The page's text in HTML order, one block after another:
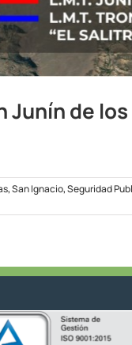
de
,San Ignacio,Seguridad